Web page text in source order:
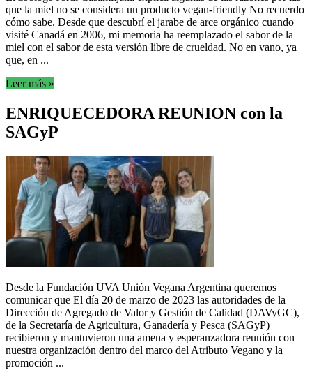
que la miel no se considera un producto vegan-friendly No recuerdo
cómo sabe. Desde que descubrí el jarabe de arce orgánico cuando
visité Canadá en 2006, mi memoria ha reemplazado el sabor de la
miel con el sabor de esta versión libre de crueldad. No en vano, ya
que, en ...
Leer más »
ENRIQUECEDORA REUNION con la
SAGyP
Desde la Fundación UVA Unión Vegana Argentina queremos
comunicar que El día 20 de marzo de 2023 las autoridades de la
Dirección de Agregado de Valor y Gestión de Calidad (DAVyGC),
de la Secretaría de Agricultura, Ganadería y Pesca (SAGyP)
recibieron y mantuvieron una amena y esperanzadora reunión con
nuestra organización dentro del marco del Atributo Vegano y la
promoción ...